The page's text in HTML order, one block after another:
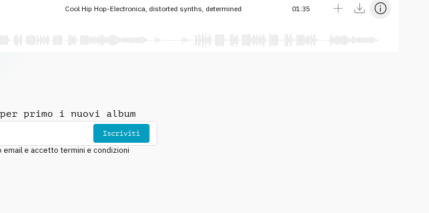
Cool Hip Hop-Electronica, distorted synths, determined 01:35
primo i nuovi album
Iscriviti
e accetto termini e condizioni